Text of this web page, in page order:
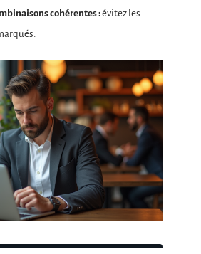
cohérentes :évitez les